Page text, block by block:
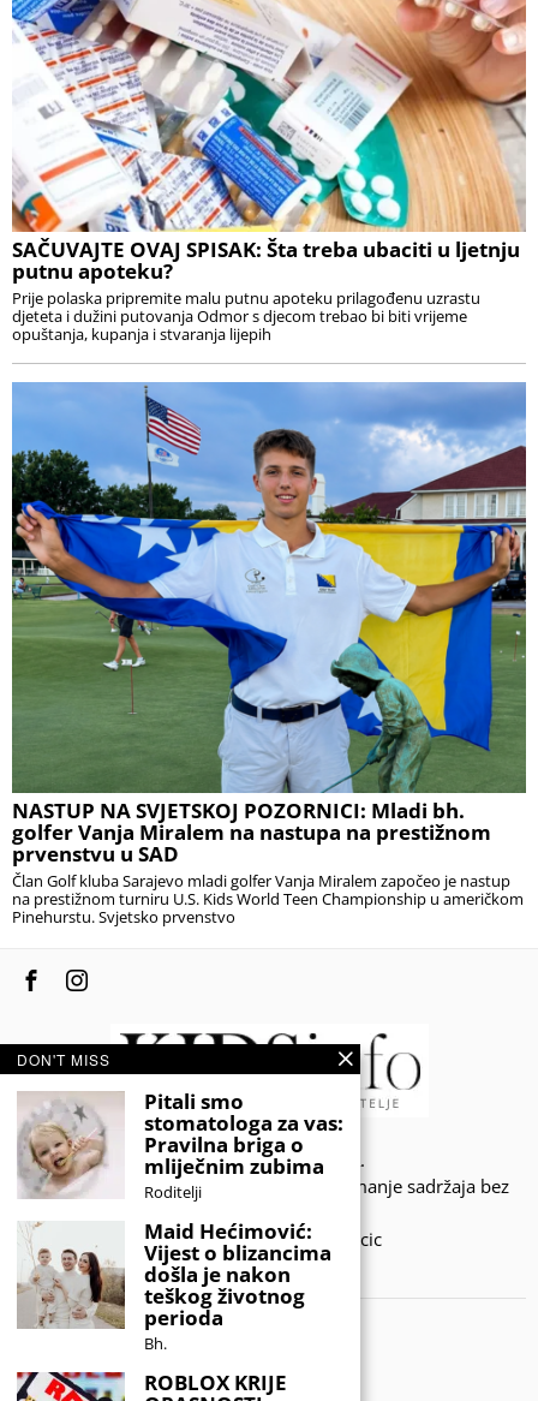
SAČUVAJTE OVAJ SPISAK: Šta treba ubaciti u ljetnju
putnu apoteku?
Prije polaska pripremite malu putnu apoteku prilagođenu uzrastu
djeteta i dužini putovanja Odmor s djecom trebao bi biti vrijeme
opuštanja, kupanja i stvaranja lijepih
NASTUP NA SVJETSKOJ POZORNICI: Mladi bh.
golfer Vanja Miralem na nastupa na prestižnom
prvenstvu u SAD
Član Golf kluba Sarajevo mladi golfer Vanja Miralem započeo je nastup
na prestižnom turniru U.S. Kids World Teen Championship u američkom
Pinehurstu. Svjetsko prvenstvo
© 2020 - KIDSINFO.BA.
Sva prava zadržana. Zabranjeno preuzimanje sadržaja bez
Developed by Amar SIjercic
IZAŠAO JE NOVI MAGAZIN!
DON'T MISS
Pitali smo
stomatologa za vas:
Pravilna briga o
mliječnim zubima
Roditelji
Maid Hećimović:
Vijest o blizancima
došla je nakon
teškog životnog
perioda
Bh.
ROBLOX KRIJE